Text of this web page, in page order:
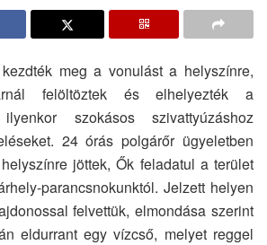
meg a vonulást a helyszínre,
felöltöztek és elhelyezték a
szokásos szivattyúzáshoz
24 órás polgárőr ügyeletben
jöttek, Ők feladatul a terület
parancsnokunktól. Jelzett helyen
felvettük, elmondása szerint
eldurrant egy vízcső, melyet reggel